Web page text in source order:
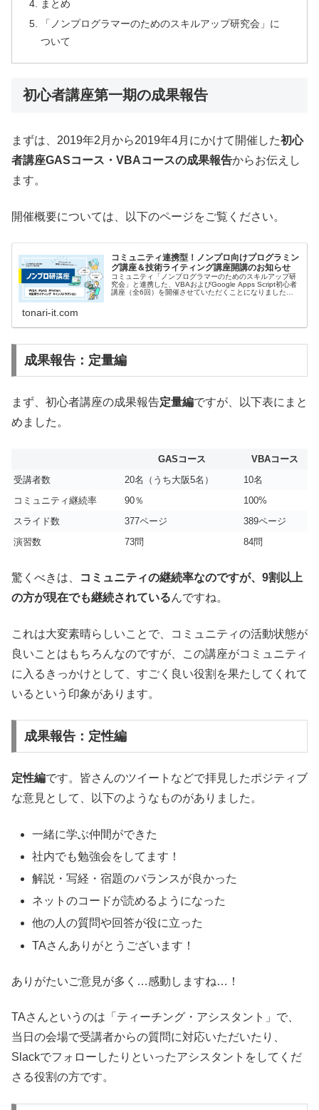
まとめ
「ノンプログラマーのためのスキルアップ研究会」に
ついて
初心者講座第一期の成果報告
まずは、2019年2月から2019年4月にかけて開催した初心
者講座GASコース・VBAコースの成果報告からお伝えし
ます。
開催概要については、以下のページをご覧ください。
コミュニティ連携型！ノンプロ向けプログラミン
グ講座＆技術ライティング講座開講のお知らせ
コミュニティ「ノンプログラマーのためのスキルアップ研
究会」と連携した、VBAおよびGoogle Apps Script初心者
講座（全6回）を開催させていただくことになりましたの
tonari-it.com
成果報告：定量編
まず、初心者講座の成果報告定量編ですが、以下表にまと
めました。
GASコース
VBAコース
受講者数
20名（うち大阪5名）
10名
コミュニティ継続率
90％
100%
スライド数
377ページ
389ページ
演習数
73問 84問
驚くべきは、
コミュニティの継続率なのですが、9割以上
の方が現在でも継続されているんですね。
これは大変素晴らしいことで、コミュニティの活動状態が
良いことはもちろんなのですが、この講座がコミュニティ
に入るきっかけとして、すごく良い役割を果たしてくれて
いるという印象があります。
成果報告：定性編
定性編です。皆さんのツイートなどで拝見したポジティブ
な意見として、以下のようなものがありました。
一緒に学ぶ仲間ができた
社内でも勉強会をしてます！
解説・写経・宿題のバランスが良かった
ネットのコードが読めるようになった
他の人の質問や回答が役に立った
TAさんありがとうございます！
ありがたいご意見が多く…感動しますね…！
TAさんというのは「ティーチング・アシスタント」で、
当日の会場で受講者からの質問に対応いただいたり、
Slackでフォローしたりといったアシスタントをしてくだ
さる役割の方です。